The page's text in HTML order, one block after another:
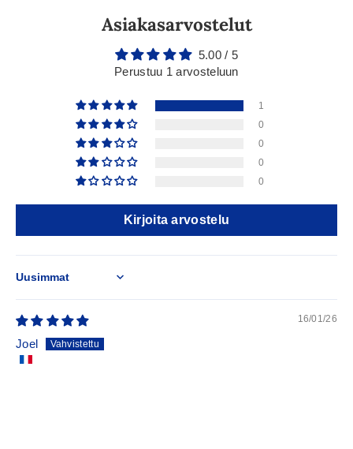
Asiakasarvostelut
5.00 / 5
Perustuu 1 arvosteluun
1
0
0
0
0
Kirjoita arvostelu
Sort by
16/01/26
Joel